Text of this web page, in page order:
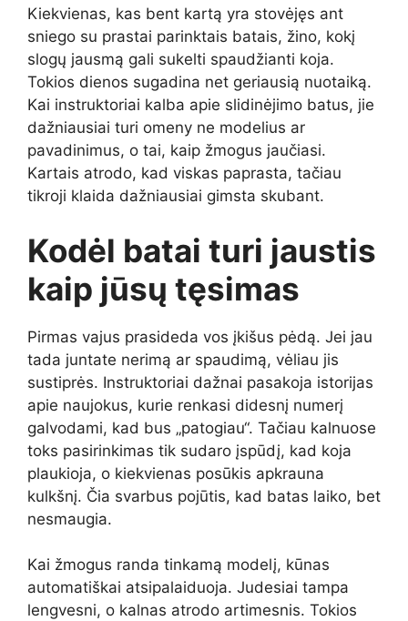
Kiekvienas, kas bent kartą yra stovėjęs ant
sniego su prastai parinktais batais, žino, kokį
slogų jausmą gali sukelti spaudžianti koja.
Tokios dienos sugadina net geriausią nuotaiką.
Kai instruktoriai kalba apie slidinėjimo batus, jie
dažniausiai turi omeny ne modelius ar
pavadinimus, o tai, kaip žmogus jaučiasi.
Kartais atrodo, kad viskas paprasta, tačiau
tikroji klaida dažniausiai gimsta skubant.
Kodėl batai turi jaustis
kaip jūsų tęsimas
Pirmas vajus prasideda vos įkišus pėdą. Jei jau
tada juntate nerimą ar spaudimą, vėliau jis
sustiprės. Instruktoriai dažnai pasakoja istorijas
apie naujokus, kurie renkasi didesnį numerį
galvodami, kad bus „patogiau“. Tačiau kalnuose
toks pasirinkimas tik sudaro įspūdį, kad koja
plaukioja, o kiekvienas posūkis apkrauna
kulkšnį. Čia svarbus pojūtis, kad batas laiko, bet
nesmaugia.
Kai žmogus randa tinkamą modelį, kūnas
automatiškai atsipalaiduoja. Judesiai tampa
lengvesni, o kalnas atrodo artimesnis. Tokios